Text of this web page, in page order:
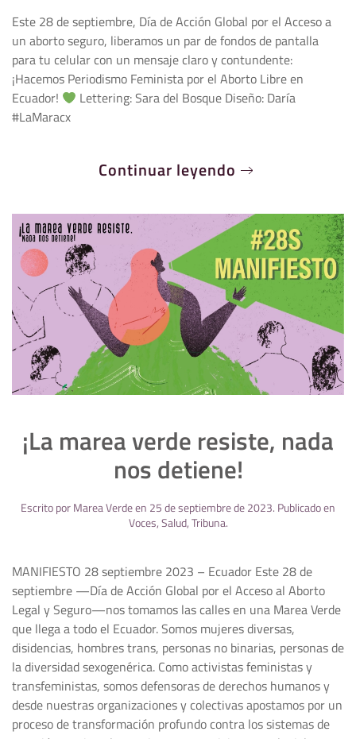
Este 28 de septiembre, Día de Acción Global por el Acceso a
un aborto seguro, liberamos un par de fondos de pantalla
para tu celular con un mensaje claro y contundente:
¡Hacemos Periodismo Feminista por el Aborto Libre en
Ecuador!
Lettering: Sara del Bosque Diseño: Daría
#LaMaracx
Continuar leyendo
¡La marea verde resiste, nada
nos detiene!
Escrito porMarea Verdeen 25 de septiembre de 2023. Publicado en
Voces,Salud,Tribuna.
MANIFIESTO 28 septiembre 2023 – Ecuador Este 28 de
septiembre —Día de Acción Global por el Acceso al Aborto
Legal y Seguro—nos tomamos las calles en una Marea Verde
que llega a todo el Ecuador. Somos mujeres diversas,
disidencias, hombres trans, personas no binarias, personas de
la diversidad sexogenérica. Como activistas feministas y
transfeministas, somos defensoras de derechos humanos y
desde nuestras organizaciones y colectivas apostamos por un
proceso de transformación profundo contra los sistemas de